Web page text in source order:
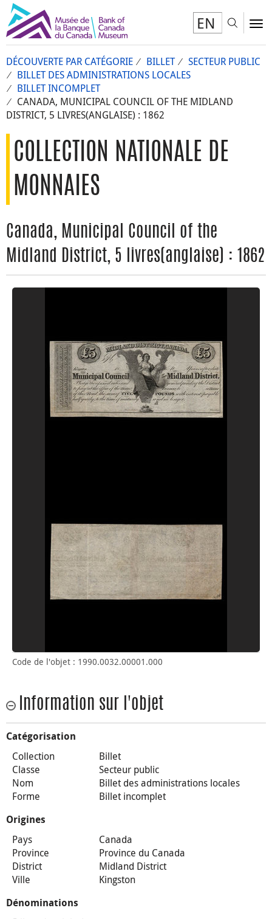
EN
DÉCOUVERTE PAR CATÉGORIE BILLET
SECTEUR PUBLIC
BILLET DES ADMINISTRATIONS LOCALES
BILLET INCOMPLET
CANADA, MUNICIPAL COUNCIL OF THE MIDLAND
DISTRICT, 5 LIVRES(ANGLAISE) : 1862
COLLECTION NATIONALE DE
MONNAIES
Canada, Municipal Council of the
Midland District, 5 livres(anglaise) : 1862
Code de l'objet : 1990.0032.00001.000
Information sur l'objet
Catégorisation
Collection
Billet
Classe
Secteur public
Nom
Billet des administrations locales
Forme
Billet incomplet
Origines
Pays
Canada
Province
Province du Canada
District
Midland District
Ville
Kingston
Dénominations